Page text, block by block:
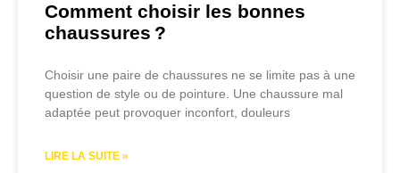
Comment choisir les bonnes
chaussures ?
Choisir une paire de chaussures ne se limite pas à une
question de style ou de pointure. Une chaussure mal
adaptée peut provoquer inconfort, douleurs
LIRE LA SUITE »